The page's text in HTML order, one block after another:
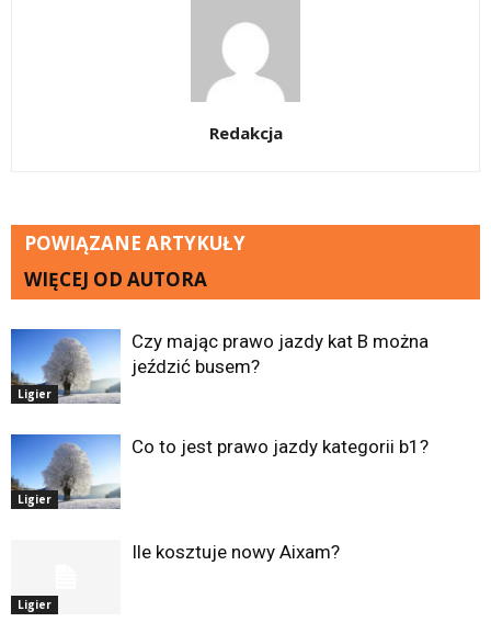
Redakcja
POWIĄZANE ARTYKUŁY
WIĘCEJ OD AUTORA
Ligier
Czy mając prawo jazdy kat B można
jeździć busem?
Ligier
Co to jest prawo jazdy kategorii b1?
Ligier
Ile kosztuje nowy Aixam?